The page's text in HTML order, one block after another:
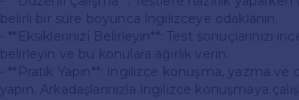
belirli bir süre boyunca İngilizceye odaklanın.
- **Eksiklerinizi Belirleyin**: Test sonuçlarınızı
belirleyin ve bu konulara ağırlık verin.
- **Pratik Yapın**: İngilizce konuşma, yazma
yapın. Arkadaşlarınızla İngilizce konuşmaya